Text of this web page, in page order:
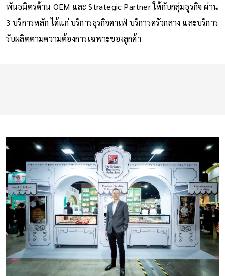
พันธมิตรด้าน OEM และ Strategic Partner ให้กับกลุ่มธุรกิจ ผ่าน
3 บริการหลัก ได้แก่ บริการธุรกิจคาเฟ่ บริการครัวกลาง และบริการ
รับผลิตตามความต้องการเฉพาะของลูกค้า